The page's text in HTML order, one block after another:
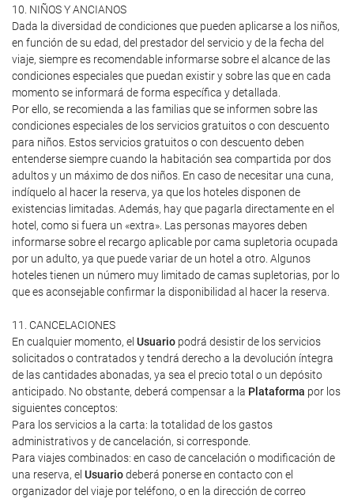
10. NIÑOS Y ANCIANOS
Dada la diversidad de condiciones que pueden aplicarse a los niños,
en función de su edad, del prestador del servicio y de la fecha del
viaje, siempre es recomendable informarse sobre el alcance de las
condiciones especiales que puedan existir y sobre las que en cada
momento se informará de forma específica y detallada.
Por ello, se recomienda a las familias que se informen sobre las
condiciones especiales de los servicios gratuitos o con descuento
para niños. Estos servicios gratuitos o con descuento deben
entenderse siempre cuando la habitación sea compartida por dos
adultos y un máximo de dos niños. En caso de necesitar una cuna,
indíquelo al hacer la reserva, ya que los hoteles disponen de
existencias limitadas. Además, hay que pagarla directamente en el
hotel, como si fuera un «extra». Las personas mayores deben
informarse sobre el recargo aplicable por cama supletoria ocupada
por un adulto, ya que puede variar de un hotel a otro. Algunos
hoteles tienen un número muy limitado de camas supletorias, por lo
que es aconsejable confirmar la disponibilidad al hacer la reserva.
11. CANCELACIONES
En cualquier momento, el Usuario podrá desistir de los servicios
solicitados o contratados y tendrá derecho a la devolución íntegra
de las cantidades abonadas, ya sea el precio total o un depósito
anticipado. No obstante, deberá compensar a la Plataforma por los
siguientes conceptos:
Para los servicios a la carta: la totalidad de los gastos
administrativos y de cancelación, si corresponde.
Para viajes combinados: en caso de cancelación o modificación de
una reserva, el Usuariodeberá ponerse en contacto con el
organizador del viaje por teléfono, o en la dirección de correo